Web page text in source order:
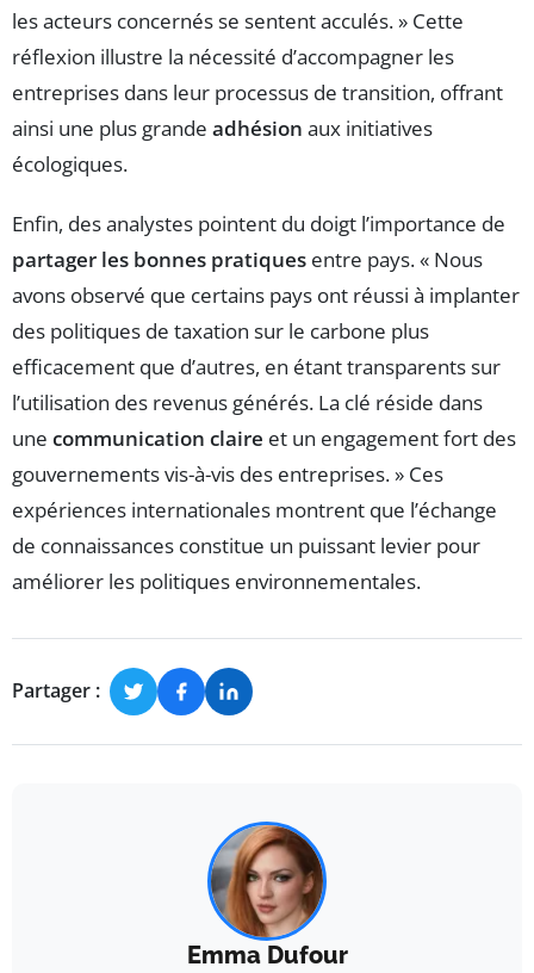
les acteurs concernés se sentent acculés. » Cette
réflexion illustre la nécessité d’accompagner les
entreprises dans leur processus de transition, offrant
ainsi une plus grande adhésion aux initiatives
écologiques.
Enfin, des analystes pointent du doigt l’importance de
partager les bonnes pratiques entre pays. « Nous
avons observé que certains pays ont réussi à implanter
des politiques de taxation sur le carbone plus
efficacement que d’autres, en étant transparents sur
l’utilisation des revenus générés. La clé réside dans
une communication claire et un engagement fort des
gouvernements vis-à-vis des entreprises. » Ces
expériences internationales montrent que l’échange
de connaissances constitue un puissant levier pour
améliorer les politiques environnementales.
Partager :
Emma Dufour